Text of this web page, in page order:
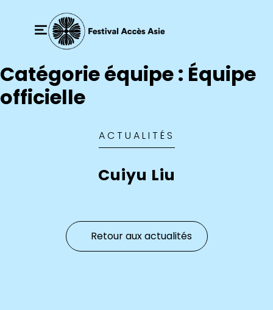
Catégorie équipe : Équipe
officielle
ACTUALITÉS
Cuiyu Liu
Retour aux actualités